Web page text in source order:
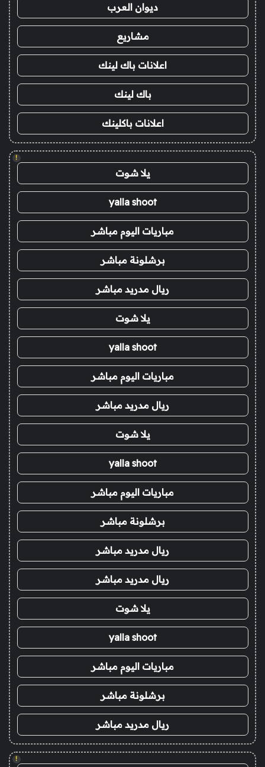
ديوان العرب
مشاريع
اعلانات باك لينك
باك لينك
اعلانات باكلينك
!
يلا شوت
yalla shoot
مباريات اليوم مباشر
برشلونة مباشر
ريال مدريد مباشر
يلا شوت
yalla shoot
مباريات اليوم مباشر
ريال مدريد مباشر
يلا شوت
yalla shoot
مباريات اليوم مباشر
برشلونة مباشر
ريال مدريد مباشر
ريال مدريد مباشر
يلا شوت
yalla shoot
مباريات اليوم مباشر
برشلونة مباشر
ريال مدريد مباشر
!